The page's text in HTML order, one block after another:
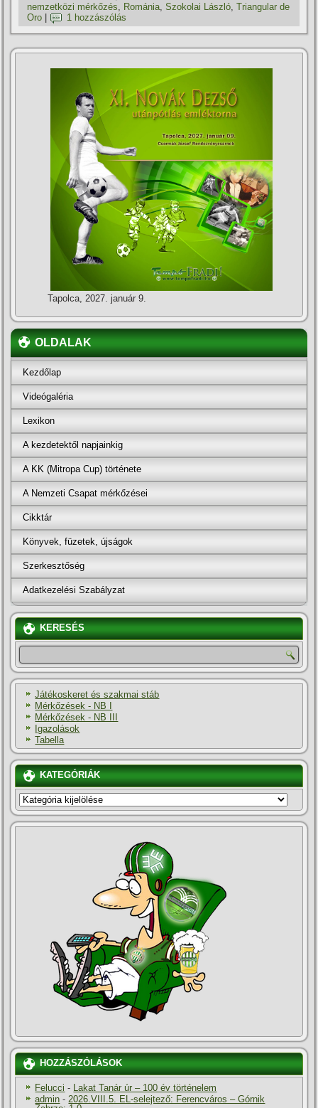
nemzetközi mérkőzés
Románia ,Szokolai László ,Triangular de
Oro
1 hozzászólás
Tapolca, 2027. január 9.
OLDALAK
Kezdőlap
Videógaléria
Lexikon
A kezdetektől napjainkig
A KK (Mitropa Cup) története
A Nemzeti Csapat mérkőzései
Cikktár
Könyvek, füzetek, újságok
Szerkesztőség
Adatkezelési Szabályzat
KERESÉS
Játékoskeret és szakmai stáb
Mérkőzések - NB I
Mérkőzések - NB III
Igazolások
Tabella
KATEGÓRIÁK
KATEGÓRIÁK
HOZZÁSZÓLÁSOK
Felucci - Lakat Tanár úr – 100 év történelem
admin - 2026.VIII.5. EL-selejtező: Ferencváros – Górnik